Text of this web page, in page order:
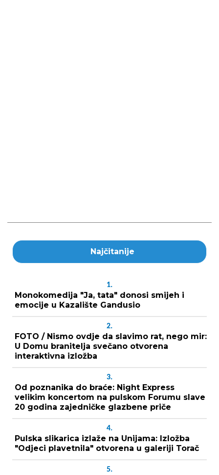
Najčitanije
1.
Monokomedija "Ja, tata" donosi smijeh i
emocije u Kazalište Gandusio
2.
FOTO / Nismo ovdje da slavimo rat, nego mir:
U Domu branitelja svečano otvorena
interaktivna izložba
3.
Od poznanika do braće: Night Express
velikim koncertom na pulskom Forumu slave
20 godina zajedničke glazbene priče
4.
Pulska slikarica izlaže na Unijama: Izložba
"Odjeci plavetnila" otvorena u galeriji Torač
5.